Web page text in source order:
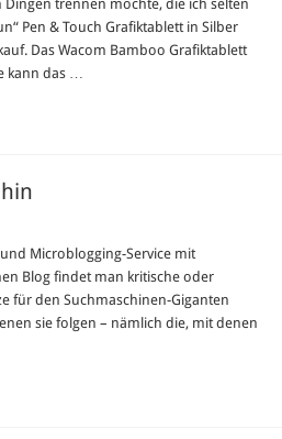
trennen möchte, die ich selten
Pen & Touch Grafiktablett in Silber
Das Wacom Bamboo Grafiktablett
kann das …
Microblogging-Service mit
Blog findet man kritische oder
für den Suchmaschinen-Giganten
sie folgen – nämlich die, mit denen